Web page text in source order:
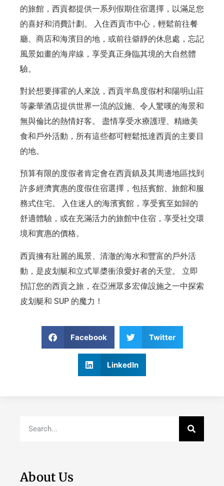
的旅館，西貢都提供一系列假期住宿選擇，以滿足您
的喜好和消費計劃。 入住西貢市中心，輕鬆前往餐
廳、商店和海濱目的地，或前往僻靜的休息處，忘記
風景如畫的海岸線，享受真正身臨其境的大自然體
驗。
對於想要揮霍的人來說，西貢半島度假村和陽明山莊
等豪華酒店提供世界一流的設施、令人驚嘆的海景和
無與倫比的熱情好客。 盡情享受水療護理、精緻美
食和戶外活動，所有這些都可輕鬆抵達西貢的主要目
的地。
預算有限的度假者肯定會在西貢鎮及其周邊地區找到
許多經濟實惠的度假住宿選擇，包括賓館、旅館和服
務式住宅。 入住迷人的海濱賓館，享受賓至如歸的
舒適體驗，或在充滿活力的旅館中住宿，享受社交環
境和實惠的價格。
西貢擁有壯麗的風景、清澈的海水和豐富的戶外活
動，是皮划艇和立式單槳衝浪愛好者的天堂。 立即
預訂您的西貢之旅，在亞洲眾多宏偉設施之一中探索
皮划艇和 SUP 的魔力！
Facebook Twitter
LinkedIn
About Us